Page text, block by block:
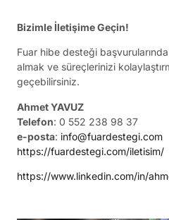
Bizimle İletişime Geçin!
Fuar hibe desteği
almak ve süreçlerinizi
geçebilirsiniz.
Ahmet YAVUZ
Telefon: 0 552 238 98 37
e-posta: info@fuardestegi.com
https://fuardestegi.com/iletisim/
https://www.linkedin.com/in/